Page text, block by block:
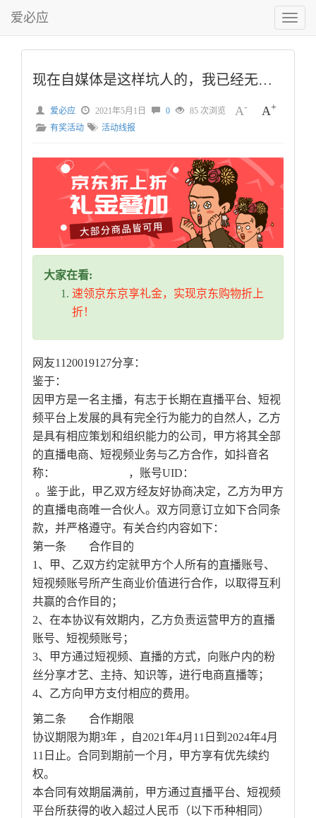
切
换
菜
爱必应
现在自媒体是这样坑人的，我已经无力吐槽了
A- A+
爱必应 2021年5月1日 0
85 次浏览
有奖活动
活动线报
大家在看:
速领京东京享礼金，实现京东购物折上
折！
网友1120019127分享：
鉴于：
因甲方是一名主播，有志于长期在直播平台、短视
频平台上发展的具有完全行为能力的自然人，乙方
是具有相应策划和组织能力的公司，甲方将其全部
的直播电商、短视频业务与乙方合作，如抖音名
称： ，账号UID：
。鉴于此，甲乙双方经友好协商决定，乙方为甲方
的直播电商唯一合伙人。双方同意订立如下合同条
款，并严格遵守。有关合约内容如下：
第一条 合作目的
1、甲、乙双方约定就甲方个人所有的直播账号、
短视频账号所产生商业价值进行合作，以取得互利
共赢的合作目的；
2、在本协议有效期内，乙方负责运营甲方的直播
账号、短视频账号；
3、甲方通过短视频、直播的方式，向账户内的粉
丝分享才艺、主持、知识等，进行电商直播等；
4、乙方向甲方支付相应的费用。
第二条 合作期限
协议期限为期3年 ，自2021年4月11日到2024年4月
11日止。合同到期前一个月，甲方享有优先续约
权。
本合同有效期届满前，甲方通过直播平台、短视频
平台所获得的收入超过人民币（以下币种相同）